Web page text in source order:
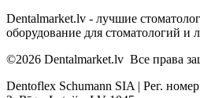
Dentalmarket.lv - лучшие
оборудование для стоматологий и
©2026 Dentalmarket.lv Все права
Dentoflex Schumann SIA | Рег.